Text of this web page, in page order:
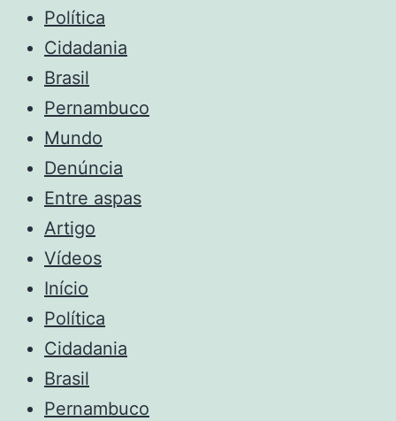
Política
Cidadania
Brasil
Pernambuco
Mundo
Denúncia
Entre aspas
Artigo
Vídeos
Início
Política
Cidadania
Brasil
Pernambuco